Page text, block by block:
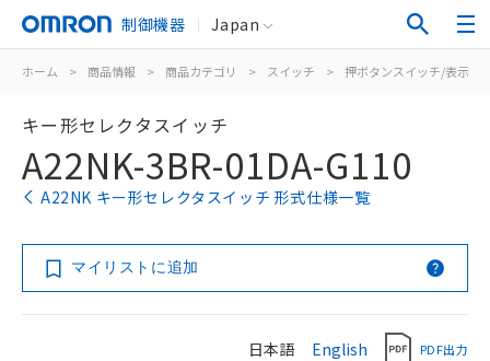
制御機器 Japan
ホーム > 商品情報 > 商品カテゴリ > スイッチ > 押ボタンスイッチ/表示灯
キー形セレクタスイッチ
A22NK-3BR-01DA-G110
A22NK キー形セレクタスイッチ 形式仕様一覧
マイリストに追加
日本語 English PDF出力